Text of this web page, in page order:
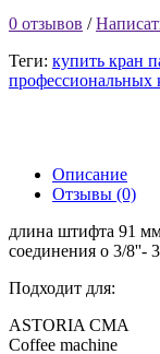
0 отзывов /
Теги: купить кран
профессиональных
Описание
Отзывы (0)
длина штифта 91
соединения o 3/8''-
Подходит для:
ASTORIA CMA
Coffee machine